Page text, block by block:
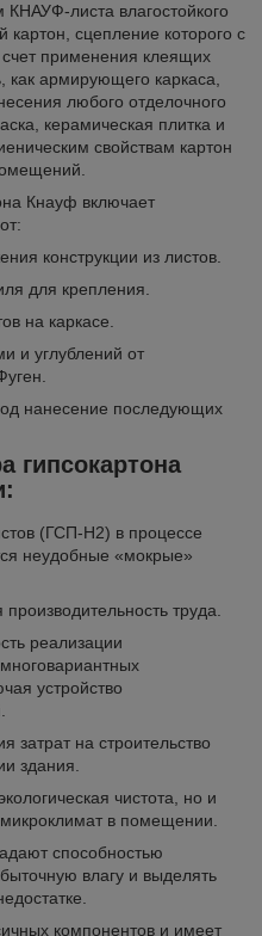
листа влагостойкого
сцепление которого с
применения клеящих
как армирующего каркаса,
любого отделочного
керамическая плитка и
свойствам картон
Кнауф включает
конструкции из листов.
для крепления.
на каркасе.
и углублений от
нанесение последующих
гипсокартона
(ГСП-Н2) в процессе
неудобные «мокрые»
труда.
реализации
устройство
затрат на строительство
здания.
чистота, но и
в помещении.
способностью
влагу и выделять
компонентов и имеет